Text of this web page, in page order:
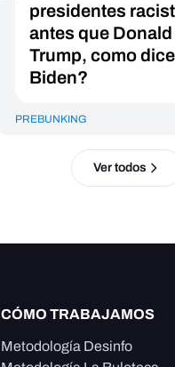
presidentes
antes que Donald
Trump, como
Biden?
PREBUNKING
Ver todos
CÓMO TRABAJAMOS
Metodología Desinfo